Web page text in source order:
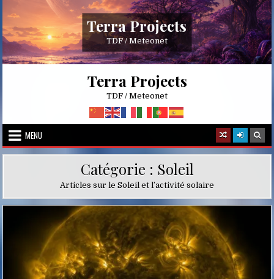
content
Terra Projects
TDF / Meteonet
Terra Projects
TDF / Meteonet
MENU
Catégorie : Soleil
Articles sur le Soleil et l’activité solaire
Posted
in